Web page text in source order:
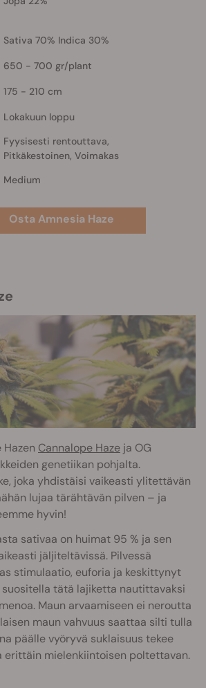
Sativa 70% Indica 30%
650 - 700 gr/plant
175 - 210 cm
Lokakuun loppu
Fyysisesti rentouttava,
Pitkäkestoinen, Voimakas
Medium
Osta Amnesia Haze
Cannalope Haze ja OG
genetiikan pohjalta.
joka yhdistäisi vaikeasti ylitettävän
lujaa tärähtävän pilven – ja
hyvin!
sativaa on huimat 95 % ja sen
jäljiteltävissä. Pilvessä
stimulaatio, euforia ja keskittynyt
suositella tätä lajiketta nautittavaksi
Maun arvaamiseen ei neroutta
maun vahvuus saattaa silti tulla
päälle vyöryvä suklaisuus tekee
erittäin mielenkiintoisen poltettavan.